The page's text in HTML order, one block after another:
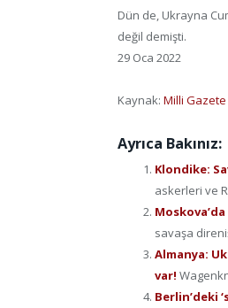
Dün de, Ukrayna
değil demişti.
29 Oca 2022
Kaynak: Milli Gazete
Ayrıca Bakınız:
Klondike:
askerleri ve
savaşa
Almanya:
var!
Berlin’deki